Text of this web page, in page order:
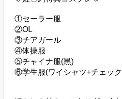
①セーラー服
②OL
③チアガール
④体操服
⑤チャイナ服(黒)
⑥学生服(ワイシャツ+チェッ